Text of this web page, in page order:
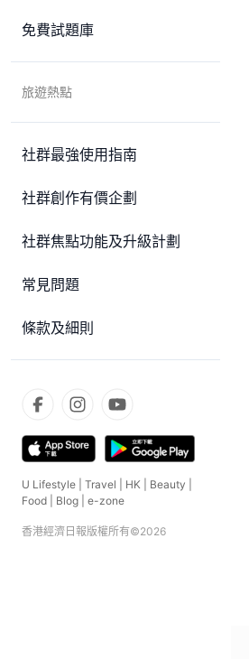
免費試題庫
旅遊熱點
社群最強使用指南
社群創作有價企劃
社群焦點功能及升級計劃
常見問題
條款及細則
U Lifestyle Travel HK Beauty
Food
Blog e-zone
香港經濟日報版權所有©2026